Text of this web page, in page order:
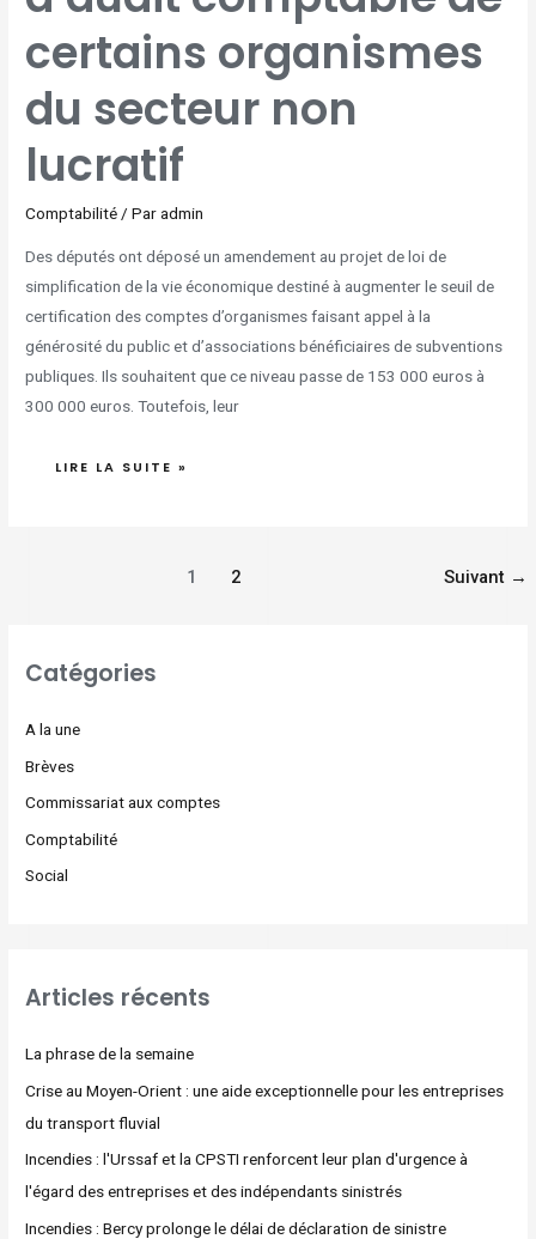
certains organismes
du secteur non
lucratif
Comptabilité/ Paradmin
Des députés ont déposé un amendement au projet de loi de
simplification de la vie économique destiné à augmenter le seuil de
certification des comptes d’organismes faisant appel à la
générosité du public et d’associations bénéficiaires de subventions
publiques. Ils souhaitent que ce niveau passe de 153 000 euros à
300 000 euros. Toutefois, leur
SECTEUR
NON
LIRE LA SUITE »
1 2 Suivant →
Catégories
A la une
Brèves
Commissariat aux comptes
Comptabilité
Social
Articles récents
La phrase de la semaine
Crise au Moyen-Orient : une aide exceptionnelle pour les entreprises
du transport fluvial
Incendies : l'Urssaf et la CPSTI renforcent leur plan d'urgence à
l'égard des entreprises et des indépendants sinistrés
Incendies : Bercy prolonge le délai de déclaration de sinistre